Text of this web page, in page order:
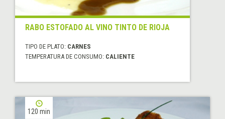
RABO ESTOFADO AL VINO TINTO DE RIOJA
TIPO DE PLATO: CARNES
TEMPERATURA DE CONSUMO: CALIENTE
120 min